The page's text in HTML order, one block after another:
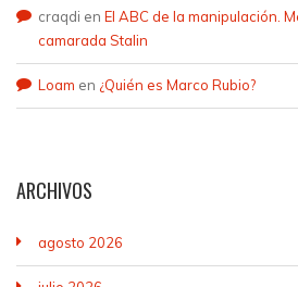
craqdi en El ABC de la manipulación.
camarada Stalin
Loam en ¿Quién es Marco Rubio?
ARCHIVOS
agosto 2026